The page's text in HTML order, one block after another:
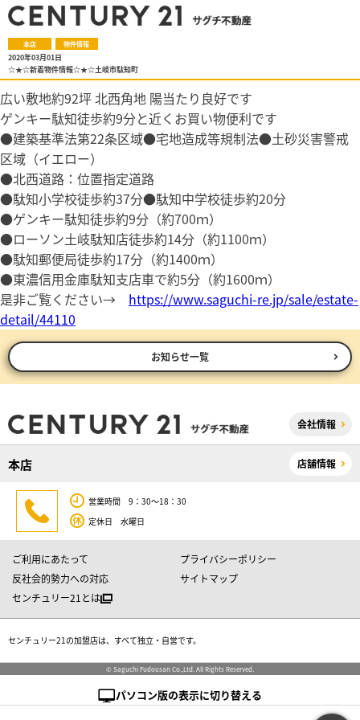
本店 物件情報
2020年03月01日
☆★☆新着物件情報☆★☆土岐市駄知町
広い敷地約92坪 北西角地 陽当たり良好です
ゲンキー駄知徒歩約9分と近くお買い物便利です
●建築基準法第22条区域●宅地造成等規制法●土砂災害警戒
区域（イエロー）
●北西道路：位置指定道路
●駄知小学校徒歩約37分●駄知中学校徒歩約20分
●ゲンキー駄知徒歩約9分（約700ｍ）
●ローソン土岐駄知店徒歩約14分（約1100ｍ）
●駄知郵便局徒歩約17分（約1400ｍ）
●東濃信用金庫駄知支店車で約5分（約1600ｍ）
是非ご覧ください→ https://www.saguchi-re.jp/sale/estate-
detail/44110
お知らせ一覧
会社情報
本店 店舗情報
営業時間 9：30～18：30
定休日 水曜日
ご利用にあたって
プライバシーポリシー
反社会的勢力への対応
サイトマップ
センチュリー21とは
センチュリー21の加盟店は、すべて独立・自営です。
© Saguchi Fudousan Co.,Ltd. All Rights Reserved.
パソコン版の表示に切り替える